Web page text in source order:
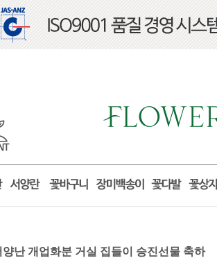
난 개업화분 거실 집들이 승진선물 축하